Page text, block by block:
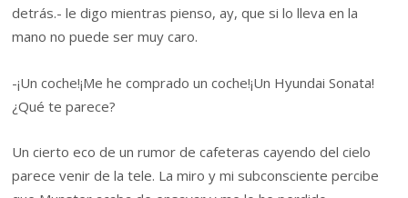
detrás.- le digo mientras pienso, ay, que si lo lleva en la
mano no puede ser muy caro.
-¡Un coche!¡Me he comprado un coche!¡Un Hyundai Sonata!
¿Qué te parece?
Un cierto eco de un rumor de cafeteras cayendo del cielo
parece venir de la tele. La miro y mi subconsciente percibe